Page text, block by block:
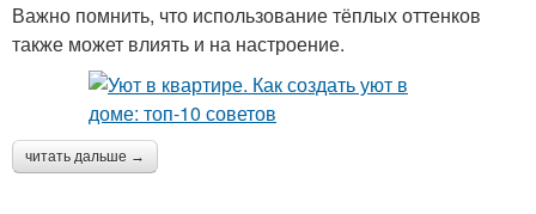
Важно помнить, что использование тёплых оттенков
также может влиять и на настроение.
читать дальше →